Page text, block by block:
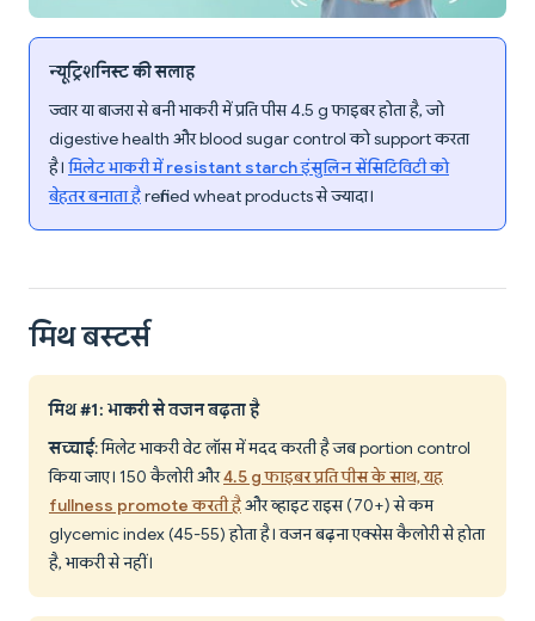
न्यूट्रिशनिस्ट की सलाह
ज्वार या बाजरा से बनी भाकरी में प्रति पीस 4.5 g फाइबर होता है, जो
digestive health और blood sugar control को support करता
है। मिलेट भाकरी में resistant starch इंसुलिन सेंसिटिविटी को
बेहतर बनाता हैrefined wheat products से ज्यादा।
मिथ बस्टर्स
मिथ #1: भाकरी से वजन बढ़ता है
सच्चाई: मिलेट भाकरी वेट लॉस में मदद करती है जब portion control
किया जाए। 150 कैलोरी और4.5 g फाइबर प्रति पीस के साथ, यह
fullness promote करती हैऔर व्हाइट राइस (70+) से कम
glycemic index (45-55) होता है। वजन बढ़ना एक्सेस कैलोरी से होता
है, भाकरी से नहीं।